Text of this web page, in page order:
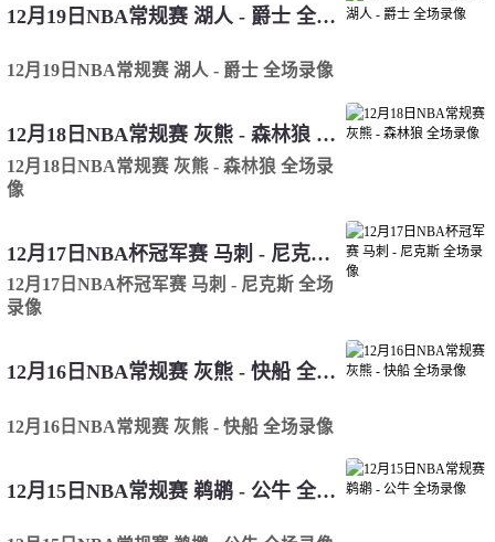
12月19日NBA常规赛 湖人 - 爵士 全场录像
12月19日NBA常规赛 湖人 - 爵士 全场录像
12月18日NBA常规赛 灰熊 - 森林狼 全场录像
12月18日NBA常规赛 灰熊 - 森林狼 全场录
像
12月17日NBA杯冠军赛 马刺 - 尼克斯 全场录像
12月17日NBA杯冠军赛 马刺 - 尼克斯 全场
录像
12月16日NBA常规赛 灰熊 - 快船 全场录像
12月16日NBA常规赛 灰熊 - 快船 全场录像
12月15日NBA常规赛 鹈鹕 - 公牛 全场录像